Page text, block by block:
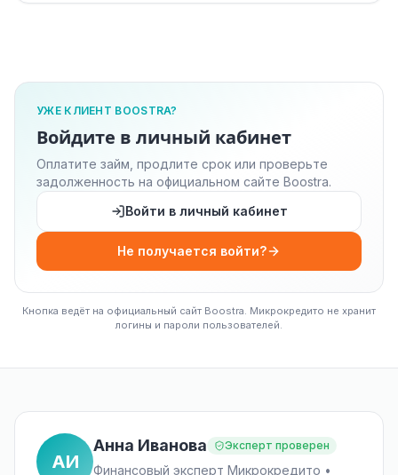
УЖЕ КЛИЕНТ BOOSTRA?
Войдите в личный кабинет
Оплатите займ, продлите срок или проверьте
задолженность на официальном сайте Boostra.
Войти в личный кабинет
Не получается войти?
Кнопка ведёт на официальный сайт Boostra. Микрокредито не хранит
логины и пароли пользователей.
АИ
Анна Иванова Эксперт проверен
Финансовый эксперт Микрокредито •